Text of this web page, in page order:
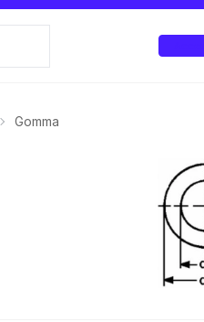
Gomma